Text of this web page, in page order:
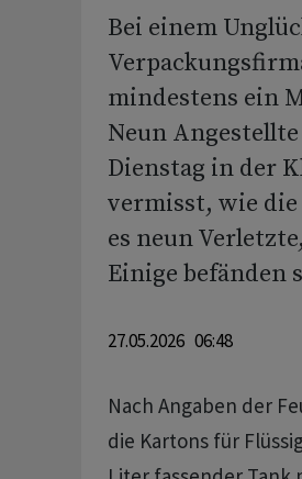
Bei einem
mindestens ein
Neun
Dienstag in der
vermisst, wie
es neun
Einige befänden
27.05.2026 06:48
Nach Angaben der
die Kartons für